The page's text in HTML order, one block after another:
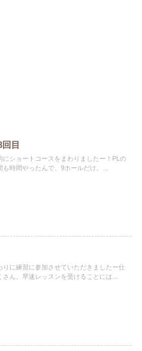
目
にショートコースをまわりましたー！PLの
も時間やったんで、9ホールだけ。...
りに練習に参加させていただきましたー仕
さん。早速レッスンを受けることには...